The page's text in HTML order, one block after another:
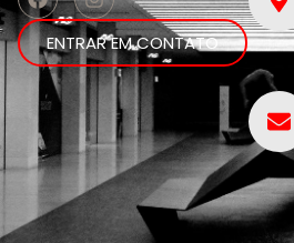
ENTRAR EM CONTATO